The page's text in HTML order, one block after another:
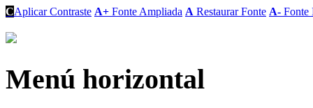
CAplicar Contraste A+ Fonte Ampliada A Restaurar Fonte A- Fonte
Menú horizontal